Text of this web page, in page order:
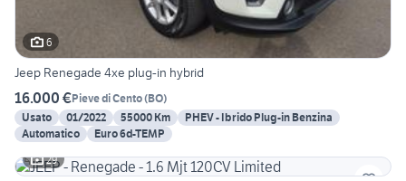
6
Jeep Renegade 4xe plug-in hybrid
16.000 €Pieve di Cento(BO)
Usato
01/2022 55000 Km
PHEV - Ibrido Plug-in Benzina
Automatico
Euro 6d-TEMP
29